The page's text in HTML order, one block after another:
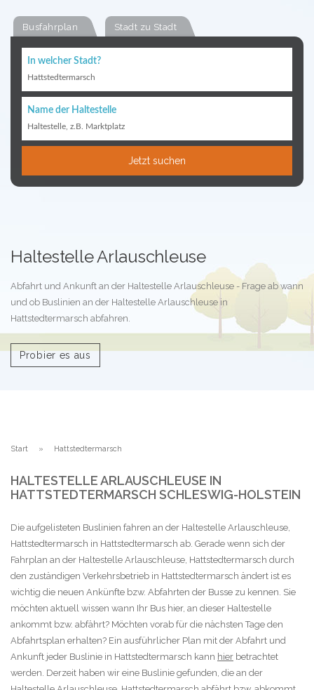
Busfahrplan Stadt zu Stadt
In welcher Stadt?
Hattstedtermarsch
Name der Haltestelle
Haltestelle, z.B. Marktplatz
Jetzt suchen
Haltestelle Arlauschleuse
Abfahrt und Ankunft an der Haltestelle Arlauschleuse - Frage ab wann
und ob Buslinien an der Haltestelle Arlauschleuse in
Hattstedtermarsch abfahren.
Probier es aus
Start Hattstedtermarsch
HALTESTELLE ARLAUSCHLEUSE IN
HATTSTEDTERMARSCH SCHLESWIG-HOLSTEIN
Die aufgelisteten Buslinien fahren an der Haltestelle Arlauschleuse,
Hattstedtermarsch in Hattstedtermarsch ab. Gerade wenn sich der
Fahrplan an der Haltestelle Arlauschleuse, Hattstedtermarsch durch
den zuständigen Verkehrsbetrieb in Hattstedtermarsch ändert ist es
wichtig die neuen Ankünfte bzw. Abfahrten der Busse zu kennen. Sie
möchten aktuell wissen wann Ihr Bus hier, an dieser Haltestelle
ankommt bzw. abfährt? Möchten vorab für die nächsten Tage den
Abfahrtsplan erhalten? Ein ausführlicher Plan mit der Abfahrt und
Ankunft jeder Buslinie in Hattstedtermarsch kann hier betrachtet
werden. Derzeit haben wir eine Buslinie gefunden, die an der